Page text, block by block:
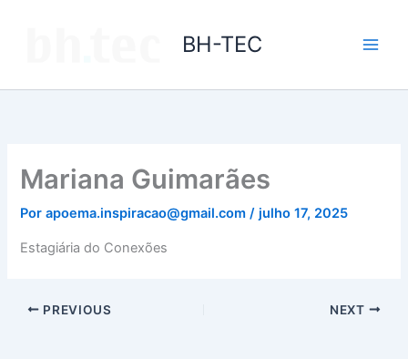
BH-TEC
Mariana Guimarães
Porapoema.inspiracao@gmail.com/ julho 17, 2025
Estagiária do Conexões
PREVIOUS NEXT